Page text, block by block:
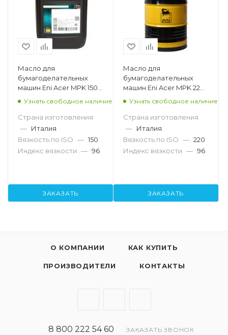
Масло для
бумагоделательных
машин Eni Acer MPK 150,
Узнать свободное наличие
Страна изготовления
— Италия
Вязкость по ISO — 150
Индекс вязкости — 96
ЗАКАЗАТЬ
Масло для
бумагоделательных
машин Eni Acer MPK 220,
Узнать свободное наличие
Страна изготовления
— Италия
Вязкость по ISO — 220
Индекс вязкости — 96
ЗАКАЗАТЬ
О КОМПАНИИ КАК КУПИТЬ
ПРОИЗВОДИТЕЛИ КОНТАКТЫ
8 800 222 54 60 ЗАКАЗАТЬ ЗВОНОК